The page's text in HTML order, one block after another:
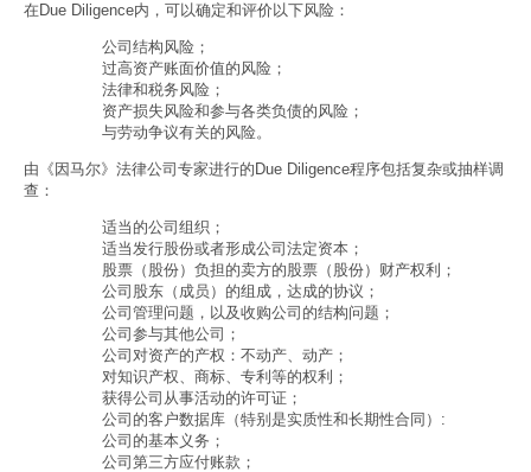
在Due Diligence内，可以确定和评价以下风险：
公司结构风险；
过高资产账面价值的风险；
法律和税务风险；
资产损失风险和参与各类负债的风险；
与劳动争议有关的风险。
由《因马尔》法律公司专家进行的Due Diligence程序包括复杂或抽样调
查：
适当的公司组织；
适当发行股份或者形成公司法定资本；
股票（股份）负担的卖方的股票（股份）财产权利；
公司股东（成员）的组成，达成的协议；
公司管理问题，以及收购公司的结构问题；
公司参与其他公司；
公司对资产的产权：不动产、动产；
对知识产权、商标、专利等的权利；
获得公司从事活动的许可证；
公司的客户数据库（特别是实质性和长期性合同）:
公司的基本义务；
公司第三方应付账款；